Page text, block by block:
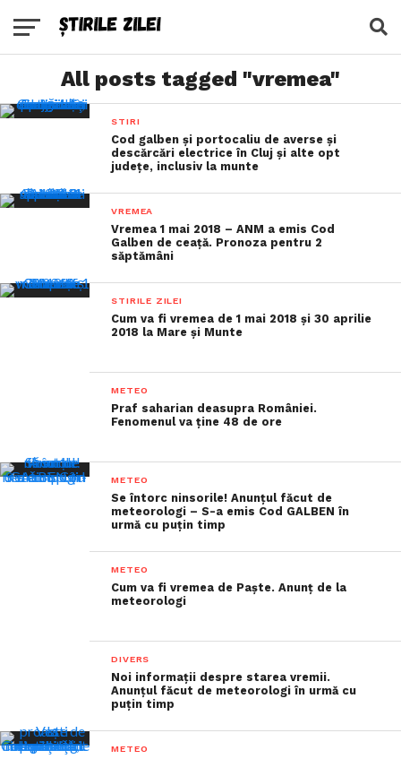
All posts tagged "vremea"
STIRI
Cod galben și portocaliu de averse şi
descărcări electrice în Cluj și alte opt
județe, inclusiv la munte
VREMEA
Vremea 1 mai 2018 – ANM a emis Cod
Galben de ceață. Pronoza pentru 2
săptămâni
STIRILE ZILEI
Cum va fi vremea de 1 mai 2018 și 30 aprilie
2018 la Mare și Munte
METEO
Praf saharian deasupra României.
Fenomenul va ține 48 de ore
METEO
Se întorc ninsorile! Anunțul făcut de
meteorologi – S-a emis Cod GALBEN în
urmă cu puțin timp
METEO
Cum va fi vremea de Paște. Anunț de la
meteorologi
DIVERS
Noi informații despre starea vremii.
Anunțul făcut de meteorologi în urmă cu
puțin timp
METEO